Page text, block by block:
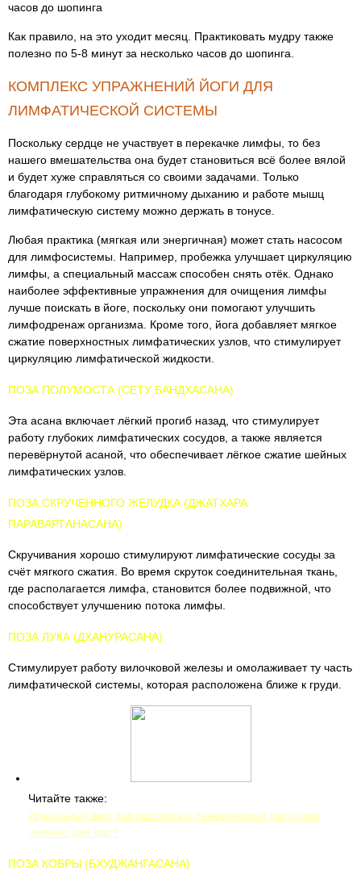
часов до шопинга
Как правило, на это уходит месяц. Практиковать мудру также
полезно по 5-8 минут за несколько часов до шопинга.
КОМПЛЕКС УПРАЖНЕНИЙ ЙОГИ ДЛЯ
ЛИМФАТИЧЕСКОЙ СИСТЕМЫ
Поскольку сердце не участвует в перекачке лимфы, то без
нашего вмешательства она будет становиться всё более вялой
и будет хуже справляться со своими задачами. Только
благодаря глубокому ритмичному дыханию и работе мышц
лимфатическую систему можно держать в тонусе.
Любая практика (мягкая или энергичная) может стать насосом
для лимфосистемы. Например, пробежка улучшает циркуляцию
лимфы, а специальный массаж способен снять отёк. Однако
наиболее эффективные упражнения для очищения лимфы
лучше поискать в йоге, поскольку они помогают улучшить
лимфодренаж организма. Кроме того, йога добавляет мягкое
сжатие поверхностных лимфатических узлов, что стимулирует
циркуляцию лимфатической жидкости.
ПОЗА ПОЛУМОСТА (СЕТУ БАНДХАСАНА)
Эта асана включает лёгкий прогиб назад, что стимулирует
работу глубоких лимфатических сосудов, а также является
перевёрнутой асаной, что обеспечивает лёгкое сжатие шейных
лимфатических узлов.
ПОЗА СКРУЧЕННОГО ЖЕЛУДКА (ДЖАТХАРА
ПАРАВАРТАНАСАНА)
Скручивания хорошо стимулируют лимфатические сосуды за
счёт мягкого сжатия. Во время скруток соединительная ткань,
где располагается лимфа, становится более подвижной, что
способствует улучшению потока лимфы.
ПОЗА ЛУКА (ДХАНУРАСАНА)
Стимулирует работу вилочковой железы и омолаживает ту часть
лимфатической системы, которая расположена ближе к груди.
Читайте также:
Идеальный вес: как рассчитать генетический сет поинт
именно для вас?
ПОЗА КОБРЫ (БХУДЖАНГАСАНА)